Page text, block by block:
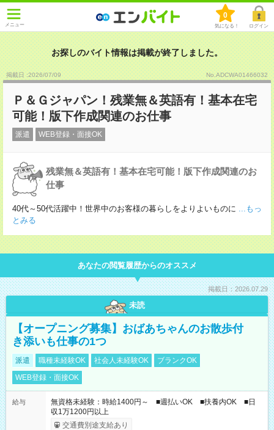
メニュー
0
気になる！ ログイン
お探しのバイト情報は掲載が終了しました。
掲載日 :2026/07/09 No.ADCWA01466032
Ｐ＆Ｇジャパン！残業無＆英語有！基本在宅
可能！版下作成関連のお仕事
派遣 WEB登録・面接OK
残業無＆英語有！基本在宅可能！版下作成関連のお
仕事
40代～50代活躍中！世界中のお客様の暮らしをよりよいものに ...もっ
とみる
あなたの閲覧履歴からのオススメ
掲載日：2026.07.29
未読
【オープニング募集】おばあちゃんのお散歩付
き添いも仕事の1つ
派遣 職種未経験OK 社会人未経験OK
ブランクOK
WEB登録・面接OK
給与
無資格未経験：時給1400円～ ■週払いOK ■扶養内OK ■日
収1万1200円以上
交通費別途支給あり